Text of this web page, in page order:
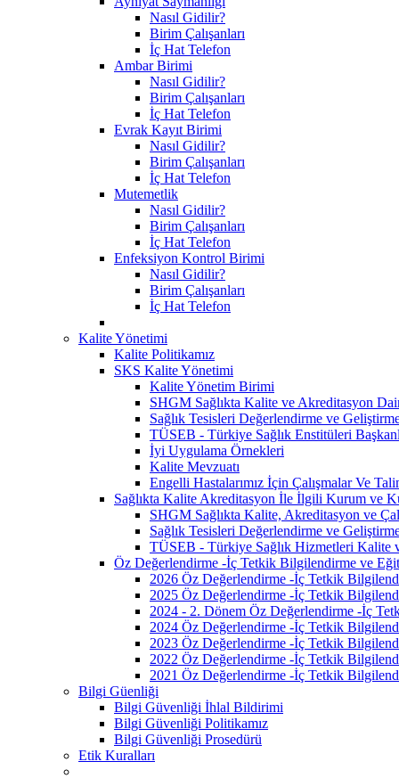
Nasıl Gidilir?
Birim Çalışanları
İç Hat Telefon
Ambar Birimi
Nasıl Gidilir?
Birim Çalışanları
İç Hat Telefon
Evrak Kayıt Birimi
Nasıl Gidilir?
Birim Çalışanları
İç Hat Telefon
Mutemetlik
Nasıl Gidilir?
Birim Çalışanları
İç Hat Telefon
Enfeksiyon Kontrol Birimi
Nasıl Gidilir?
Birim Çalışanları
İç Hat Telefon
Kalite Yönetimi
Kalite Politikamız
SKS Kalite Yönetimi
Kalite Yönetim Birimi
SHGM Sağlıkta Kalite ve Akreditasyon
Sağlık Tesisleri Değerlendirme ve
TÜSEB - Türkiye Sağlık Enstitüleri
İyi Uygulama Örnekleri
Kalite Mevzuatı
Engelli Hastalarımız İçin Çalışmalar Ve
Sağlıkta Kalite Akreditasyon İle İlgili Kurum ve
SHGM Sağlıkta Kalite, Akreditasyon ve
Sağlık Tesisleri Değerlendirme ve
TÜSEB - Türkiye Sağlık Hizmetleri Kalite
Öz Değerlendirme -İç Tetkik Bilgilendirme ve
2026 Öz Değerlendirme -İç Tetkik
2025 Öz Değerlendirme -İç Tetkik
2024 - 2. Dönem Öz Değerlendirme -İç
2024 Öz Değerlendirme -İç Tetkik
2023 Öz Değerlendirme -İç Tetkik
2022 Öz Değerlendirme -İç Tetkik
2021 Öz Değerlendirme -İç Tetkik
Bilgi Güenliği
Bilgi Güvenliği İhlal Bildirimi
Bilgi Güvenliği Politikamız
Bilgi Güvenliği Prosedürü
Etik Kuralları